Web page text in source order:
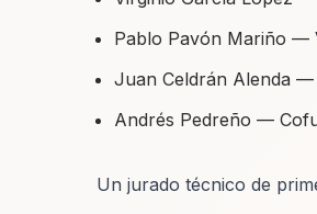
Pablo Pavón Mariño —
Juan Celdrán Alenda —
Andrés Pedreño —
Un jurado técnico de